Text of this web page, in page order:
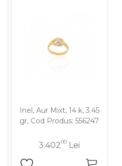
Inel, Aur Mixt, 14 k, 3.45
gr, Cod Produs: 556247
3.40200 Lei